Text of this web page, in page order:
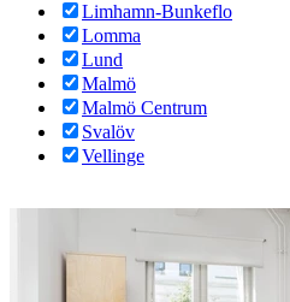
Limhamn-Bunkeflo
Lomma
Lund
Malmö
Malmö Centrum
Svalöv
Vellinge